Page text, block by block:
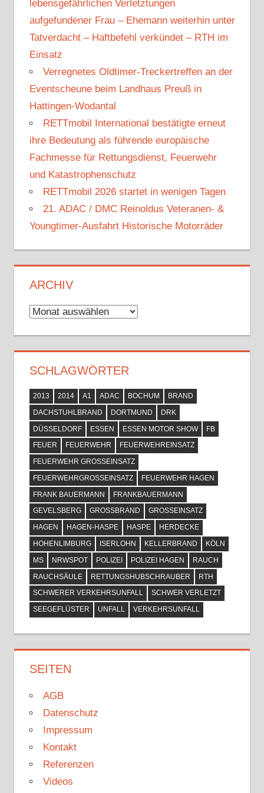
lebensgefährlichen Verletztungen
aufgefundener Frau – Ehemann weiterhin unter
Tatverdacht – Haftbefehl verkündet – RTH im
Einsatz
Verregnetes Oldtimer-Treckertreffen an der
Eventscheune beim Landhaus Preuß in
Hattingen-Wodantal
RETTmobil International bestätigte erneut
ihre Bedeutung als führende europäische
Fachmesse für Rettungsdienst, Feuerwehr
und Katastrophenschutz
RETTmobil 2026 startet in wenigen Tagen
21. ADAC / DMC Reinoldus Veteranen- &
Youngtimer-Ausfahrt Historische Motorräder
ARCHIV
Archiv
SCHLAGWÖRTER
2013 2014 A1 ADAC BOCHUM
BRAND
DACHSTUHLBRAND
DORTMUND
DRK
DÜSSELDORF
ESSEN ESSEN MOTOR SHOW
FB
FEUER
FEUERWEHR
FEUERWEHREINSATZ
FEUERWEHR GROSSEINSATZ
FEUERWEHRGROSSEINSATZ
FEUERWEHR HAGEN
FRANK BAUERMANN
FRANKBAUERMANN
GEVELSBERG
GROSSBRAND
GROSSEINSATZ
HAGEN
HAGEN-HASPE HASPE
HERDECKE
HOHENLIMBURG
ISERLOHN KELLERBRAND
KÖLN
MS
NRWSPOT POLIZEI POLIZEI HAGEN
RAUCH
RAUCHSÄULE
RETTUNGSHUBSCHRAUBER
RTH
SCHWERER VERKEHRSUNFALL
SCHWER VERLETZT
SEEGEFLÜSTER
UNFALL VERKEHRSUNFALL
SEITEN
AGB
Datenschutz
Impressum
Kontakt
Referenzen
Videos